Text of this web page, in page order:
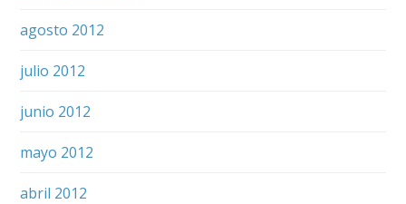
agosto 2012
julio 2012
junio 2012
mayo 2012
abril 2012